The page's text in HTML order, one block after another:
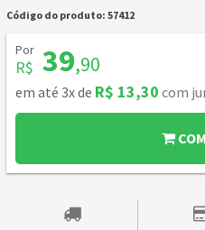
Código do produto: 57412
Por
R$ 39,90
em até 3x de R$ 13,30 com